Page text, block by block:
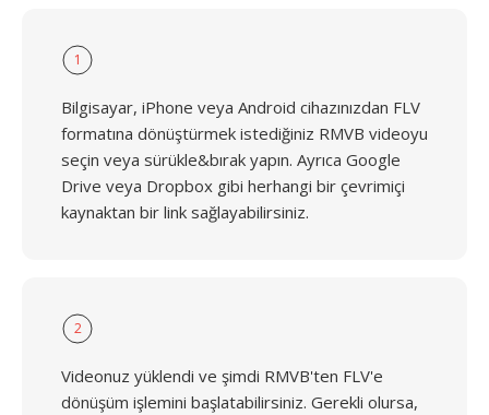
1
Bilgisayar, iPhone veya Android cihazınızdan FLV
formatına dönüştürmek istediğiniz RMVB videoyu
seçin veya sürükle&bırak yapın. Ayrıca Google
Drive veya Dropbox gibi herhangi bir çevrimiçi
kaynaktan bir link sağlayabilirsiniz.
2
Videonuz yüklendi ve şimdi RMVB'ten FLV'e
dönüşüm işlemini başlatabilirsiniz. Gerekli olursa,